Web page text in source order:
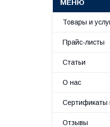
Товары и
Прайс-листы
Статьи
О нас
Сертификаты
Отзывы